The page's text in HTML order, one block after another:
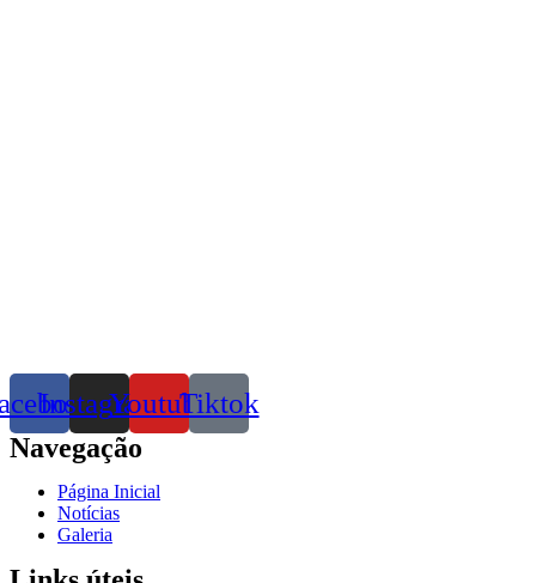
InstagramYoutubeTiktok
Navegação
Página Inicial
Notícias
Galeria